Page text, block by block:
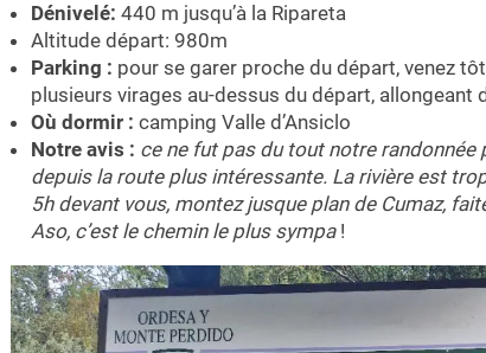
Dénivelé: 440 m jusqu’à la Ripareta
Altitude départ: 980m
Parking : pour se garer proche du départ, venez
plusieurs virages au-dessus du départ, allongeant
Où dormir : camping Valle d’Ansiclo
Notre avis : ce ne fut pas du tout notre randonnée
depuis la route plus intéressante. La rivière est
5h devant vous, montez jusque plan de Cumaz,
Aso, c’est le chemin le plus sympa !